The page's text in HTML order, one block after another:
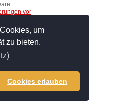
um
zu bieten.
Cookies erlauben
vor